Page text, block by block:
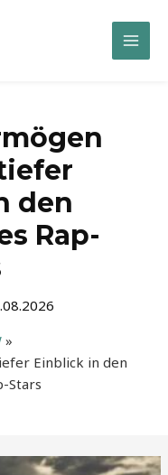
Main
den
Rap-
Einblick in den
Stars